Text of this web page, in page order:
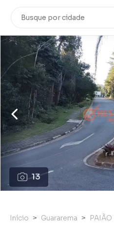
13
Início Guararema PAIÃO